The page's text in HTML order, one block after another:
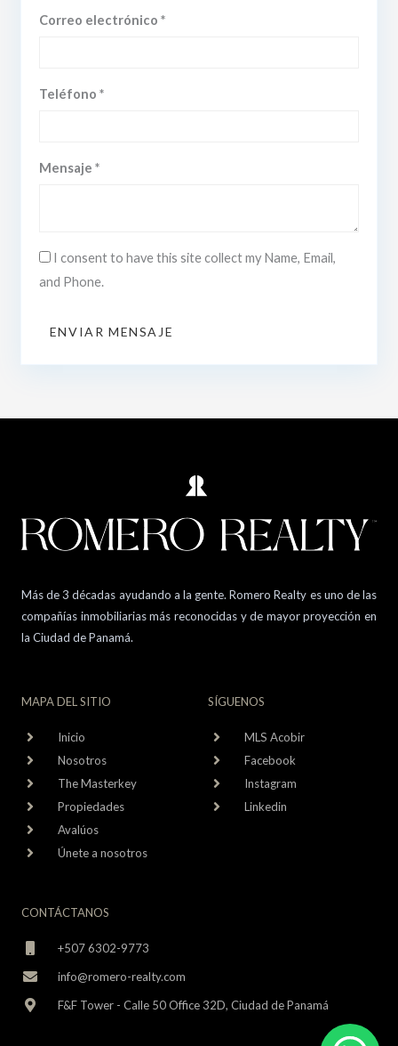
Correo electrónico *
Teléfono *
Mensaje *
I consent to have this site collect my Name, Email,
and Phone.
ENVIAR MENSAJE
Más de 3 décadas ayudando a la gente. Romero Realty es uno de las
compañías inmobiliarias más reconocidas y de mayor proyección en
la Ciudad de Panamá.
MAPA DEL SITIO
Inicio
Nosotros
The Masterkey
Propiedades
Avalúos
Únete a nosotros
SÍGUENOS
MLS Acobir
Facebook
Instagram
Linkedin
CONTÁCTANOS
+507 6302-9773
info@romero-realty.com
F&F Tower - Calle 50 Office 32D, Ciudad de Panamá